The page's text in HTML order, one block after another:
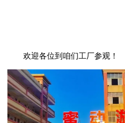
欢迎各位到咱们工厂参观！